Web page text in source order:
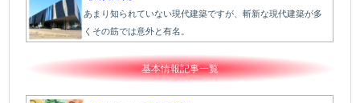
あまり知られていない現代建築ですが、斬新な現代建築が多
くその筋では意外と有名。
基本情報記事一覧